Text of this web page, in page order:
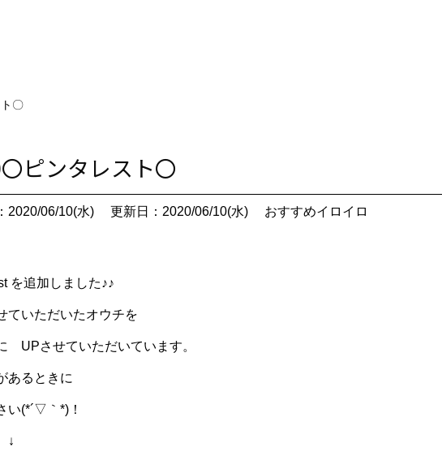
〇
ピンタレスト〇
2020/06/10(水) 更新日：2020/06/10(水) おすすめイロイロ
を追加しました♪♪
ていただいたオウチを
UPさせていただいています。
あるときに
い(*´▽｀*)！